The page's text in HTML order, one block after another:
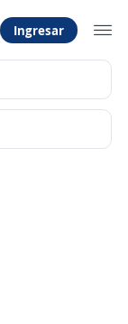
Ingresar